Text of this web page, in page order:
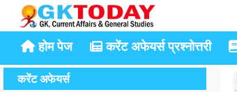
होम पेज करेंट अफेयर्स प्रश्नोत्तरी
करेंट अफेयर्स